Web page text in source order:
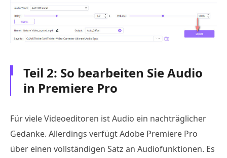
Teil 2: So bearbeiten Sie Audio
in Premiere Pro
Für viele Videoeditoren ist Audio ein nachträglicher
Gedanke. Allerdings verfügt Adobe Premiere Pro
über einen vollständigen Satz an Audiofunktionen. Es